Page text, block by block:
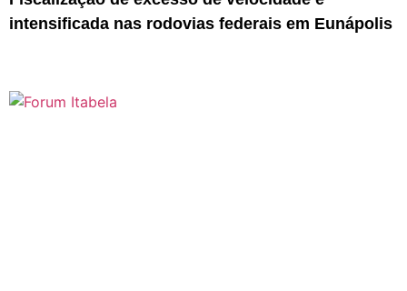
intensificada nas rodovias federais em Eunápolis